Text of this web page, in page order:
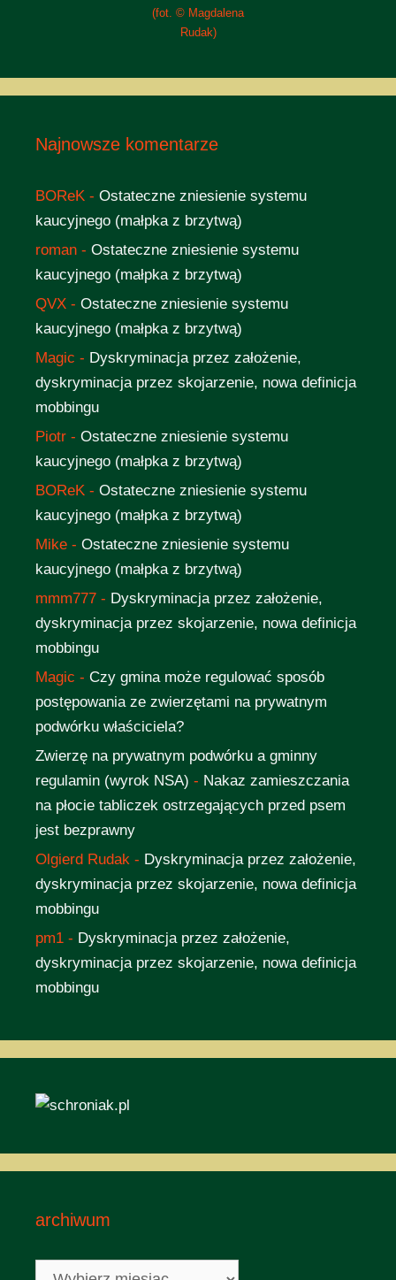
(fot. © Magdalena
Rudak)
Najnowsze komentarze
BOReK - Ostateczne zniesienie systemu
kaucyjnego (małpka z brzytwą)
roman - Ostateczne zniesienie systemu
kaucyjnego (małpka z brzytwą)
QVX - Ostateczne zniesienie systemu
kaucyjnego (małpka z brzytwą)
Magic - Dyskryminacja przez założenie,
dyskryminacja przez skojarzenie, nowa definicja
mobbingu
Piotr - Ostateczne zniesienie systemu
kaucyjnego (małpka z brzytwą)
BOReK - Ostateczne zniesienie systemu
kaucyjnego (małpka z brzytwą)
Mike - Ostateczne zniesienie systemu
kaucyjnego (małpka z brzytwą)
mmm777 - Dyskryminacja przez założenie,
dyskryminacja przez skojarzenie, nowa definicja
mobbingu
Magic - Czy gmina może regulować sposób
postępowania ze zwierzętami na prywatnym
podwórku właściciela?
Zwierzę na prywatnym podwórku a gminny
regulamin (wyrok NSA) - Nakaz zamieszczania
na płocie tabliczek ostrzegających przed psem
jest bezprawny
Olgierd Rudak - Dyskryminacja przez założenie,
dyskryminacja przez skojarzenie, nowa definicja
mobbingu
pm1 - Dyskryminacja przez założenie,
dyskryminacja przez skojarzenie, nowa definicja
mobbingu
archiwum
archiwum